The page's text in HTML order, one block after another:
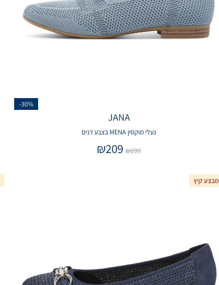
-30%
JANA
נעלי מוקסין MENA בצבע דנים
₪299
₪209
מבצע קיץ